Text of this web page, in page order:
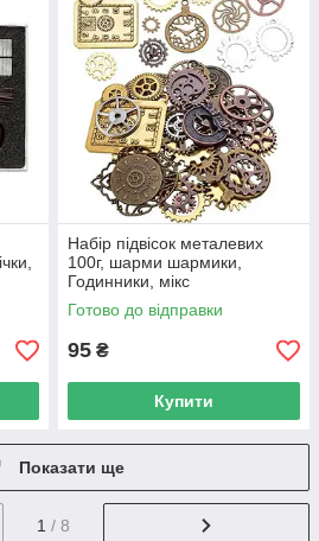
Набір підвісок металевих
100г, шарми шармики,
Годинники, мікс
Готово до відправки
95 ₴
Купити
Показати ще
1 / 8